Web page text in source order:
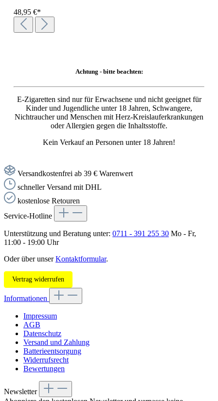
48,95 €*
Achtung - bitte beachten:
E-Zigaretten sind nur für Erwachsene und nicht geeignet für
Kinder und Jugendliche unter 18 Jahren, Schwangere,
Nichtraucher und Menschen mit Herz-Kreislauferkrankungen
oder Allergien gegen die Inhaltsstoffe.
Kein Verkauf an Personen unter 18 Jahren!
Versandkostenfrei ab 39 € Warenwert
schneller Versand mit DHL
kostenlose Retouren
Service-Hotline
Unterstützung und Beratung unter: 0711 - 391 255 30 Mo - Fr,
11:00 - 19:00 Uhr
Oder über unserKontaktformular.
Vertrag widerrufen
Informationen
Impressum
AGB
Datenschutz
Versand und Zahlung
Batterieentsorgung
Widerrufsrecht
Bewertungen
Newsletter